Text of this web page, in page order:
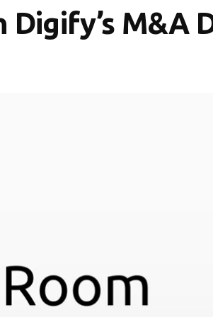
Digify’s M&A